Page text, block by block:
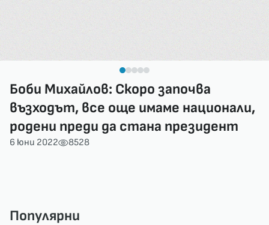
Боби Михайлов: Скоро започва
възходът, все още имаме национали,
родени преди да стана президент
6 юни 2022 8528
Популярни